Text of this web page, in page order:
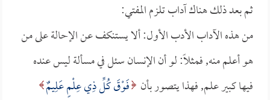
ثم بعد ذلك هناك آداب تلزم المفتي:
من هذه الآداب الأدب الأول: ألا يستنكف عن الإحالة على من
هو أعلم منه, فمثلاً: لو أن الإنسان سئل في مسألة ليس عنده
فيها كبير علم, فهذا يتصور بأن فَوْقَ كُلِّ ذِي عِلْمٍ عَلِيمٌ